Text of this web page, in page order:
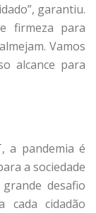
garantiu.
firmeza para
Vamos
alcance para
a pandemia é
a sociedade
desafio
cada cidadão